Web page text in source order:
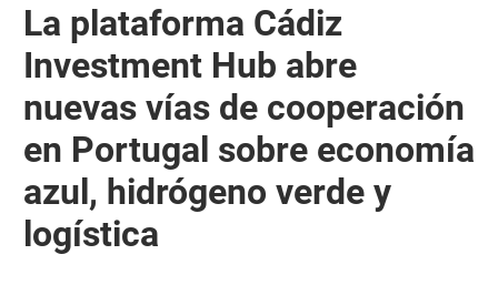
La plataforma Cádiz
Investment Hub abre
nuevas vías de cooperación
en Portugal sobre economía
azul, hidrógeno verde y
logística